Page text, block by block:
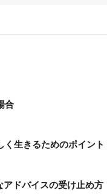
合
生きるためのポイント
ドバイスの受け止め方